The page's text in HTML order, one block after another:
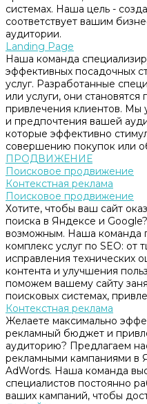
системах. Наша цель -
соответствует вашим
аудитории.
Landing Page
Наша команда
эффективных посадочных
услуг. Разработанные
или услуги, они
привлечения клиентов. Мы
и предпочтения вашей
которые эффективно
совершению покупок или
ПРОДВИЖЕНИЕ
Поисковое продвижение
Контекстная реклама
Поисковое продвижение
Хотите, чтобы ваш сайт
поиска в Яндексе и
возможным. Наша команда
комплекс услуг по SEO: от
исправления технических
контента и улучшения
поможем вашему сайту
поисковых системах,
Контекстная реклама
Желаете максимально
рекламный бюджет и
аудиторию? Предлагаем
рекламными кампаниями в
AdWords. Наша команда
специалистов постоянно
ваших кампаний, чтобы